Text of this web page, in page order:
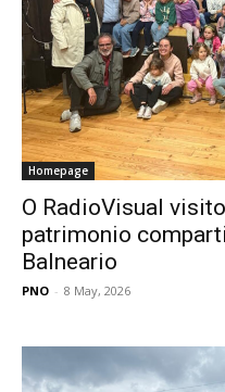
Homepage
O RadioVisual
patrimonio
Balneario
PNO - 8 May, 2026